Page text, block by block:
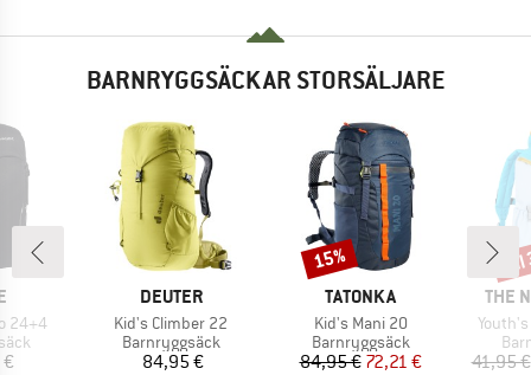
BARNRYGGSÄCKAR STORSÄLJARE
24+4
VARUMÄRKE
DEUTER
Produkter
Kid's Climber 22
Produktgrupp
Barnryggsäck
Pris
84,95 €
VARUMÄRKE
TATONKA
Produkter
Kid's Mani 20
Produktgrupp
Barnryggsäck
Pris
84,95 €Reducerat pris
72,21 €
Rabatt
15%
THE
41,95 €